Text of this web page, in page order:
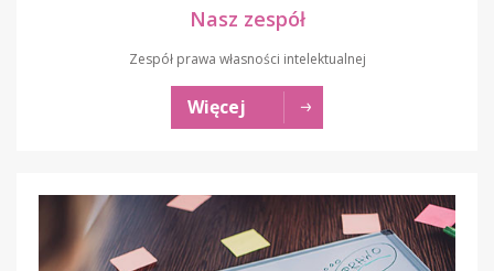
Nasz zespół
Zespół prawa własności intelektualnej
Więcej